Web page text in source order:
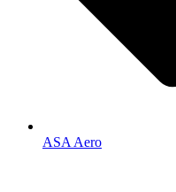
ASA Aero